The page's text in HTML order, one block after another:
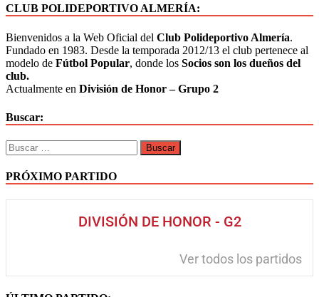
CLUB POLIDEPORTIVO ALMERÍA:
Bienvenidos a la Web Oficial del Club Polideportivo Almería.
Fundado en 1983. Desde la temporada 2012/13 el club pertenece al
modelo de Fútbol Popular, donde los Socios son los dueños del
club.
Actualmente en División de Honor – Grupo 2
Buscar:
PRÓXIMO PARTIDO
DIVISIÓN DE HONOR - G2
Ver todos los partidos